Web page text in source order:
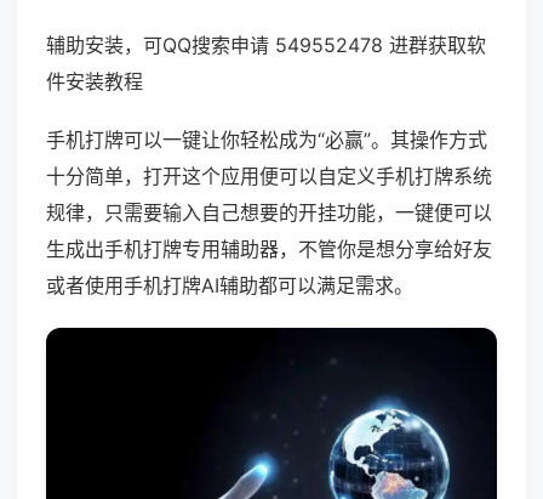
辅助安装，可QQ搜索申请 549552478 进群获取软
件安装教程
手机打牌可以一键让你轻松成为“必赢”。其操作方式
十分简单，打开这个应用便可以自定义手机打牌系统
规律，只需要输入自己想要的开挂功能，一键便可以
生成出手机打牌专用辅助器，不管你是想分享给好友
或者使用手机打牌AI辅助都可以满足需求。